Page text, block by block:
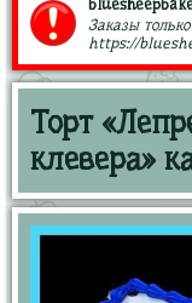
Заказы
https://
Торт
клевера»